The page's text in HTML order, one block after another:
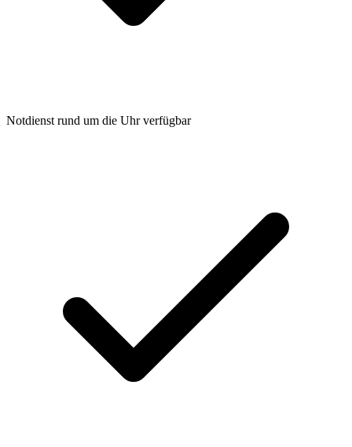
Notdienst rund um die Uhr verfügbar